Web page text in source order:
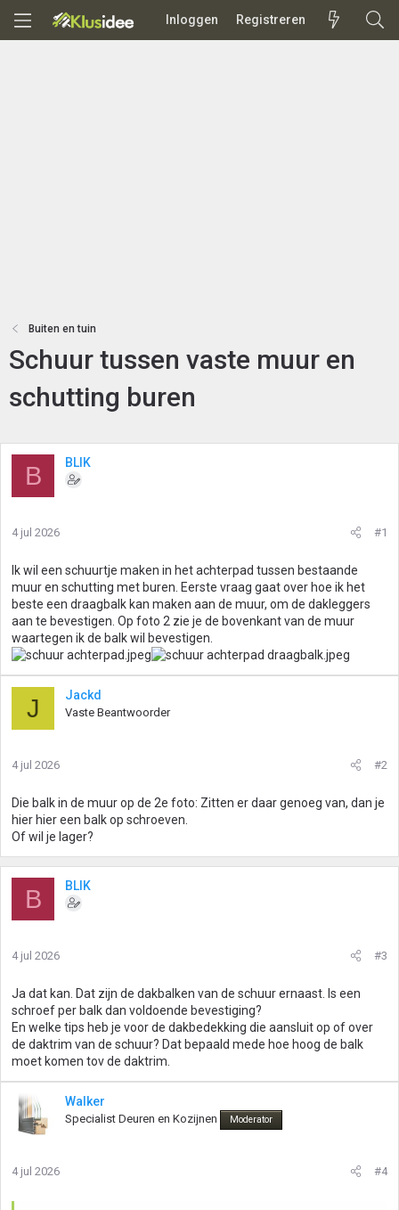
Inloggen Registreren
Buiten en tuin
Schuur tussen vaste muur en
schutting buren
B BLIK
4 jul 2026 #1
Ik wil een schuurtje maken in het achterpad tussen bestaande
muur en schutting met buren. Eerste vraag gaat over hoe ik het
beste een draagbalk kan maken aan de muur, om de dakleggers
aan te bevestigen. Op foto 2 zie je de bovenkant van de muur
waartegen ik de balk wil bevestigen.
J Jackd
Vaste Beantwoorder
4 jul 2026 #2
Die balk in de muur op de 2e foto: Zitten er daar genoeg van, dan je
hier hier een balk op schroeven.
Of wil je lager?
B BLIK
4 jul 2026 #3
Ja dat kan. Dat zijn de dakbalken van de schuur ernaast. Is een
schroef per balk dan voldoende bevestiging?
En welke tips heb je voor de dakbedekking die aansluit op of over
de daktrim van de schuur? Dat bepaald mede hoe hoog de balk
moet komen tov de daktrim.
Walker
Specialist Deuren en Kozijnen Moderator
4 jul 2026 #4